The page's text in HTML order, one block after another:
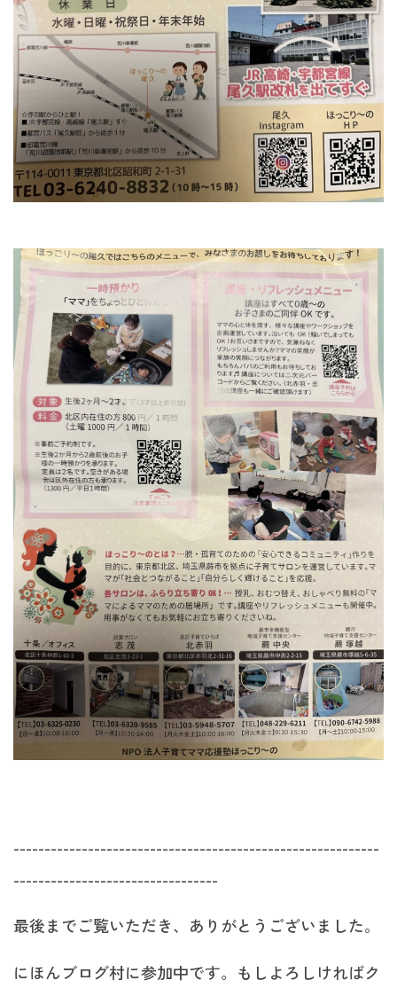
-----------------------------------------------------------
---------------------------------
最後までご覧いただき、ありがとうございました。
にほんブログ村に参加中です。もしよろしければク